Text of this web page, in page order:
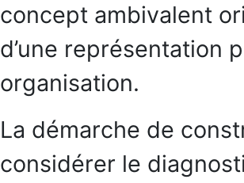
concept ambivalent
d’une représentation
organisation.
La démarche de
considérer le